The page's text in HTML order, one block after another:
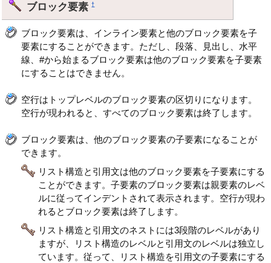
ブロック要素†
ブロック要素は、インライン要素と他のブロック要素を子
要素にすることができます。ただし、段落、見出し、水平
線、#から始まるブロック要素は他のブロック要素を子要素
にすることはできません。
空行はトップレベルのブロック要素の区切りになります。
空行が現われると、すべてのブロック要素は終了します。
ブロック要素は、他のブロック要素の子要素になることが
できます。
リスト構造と引用文は他のブロック要素を子要素にする
ことができます。子要素のブロック要素は親要素のレベ
ルに従ってインデントされて表示されます。空行が現わ
れるとブロック要素は終了します。
リスト構造と引用文のネストには3段階のレベルがあり
ますが、リスト構造のレベルと引用文のレベルは独立し
ています。従って、リスト構造を引用文の子要素にする